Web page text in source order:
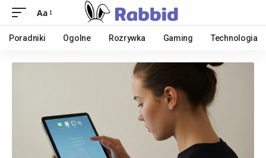
Aa
Poradniki Ogolne Rozrywka Gaming Technologia